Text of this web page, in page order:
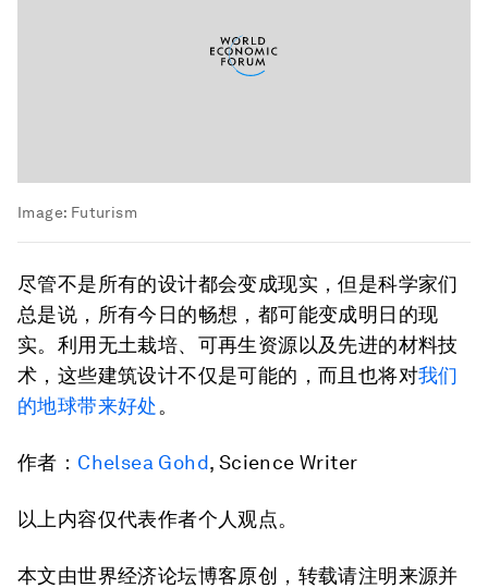
Image: Futurism
尽管不是所有的设计都会变成现实，但是科学家们
总是说，所有今日的畅想，都可能变成明日的现
实。利用无土栽培、可再生资源以及先进的材料技
术，这些建筑设计不仅是可能的，而且也将对我们
的地球带来好处。
作者： Chelsea Gohd, Science Writer
以上内容仅代表作者个人观点。
本文由世界经济论坛博客原创，转载请注明来源并